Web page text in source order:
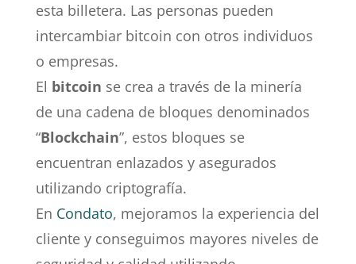
esta billetera. Las personas pueden
intercambiar bitcoin con otros individuos
o empresas.
El bitcoin se crea a través de la minería
de una cadena de bloques denominados
“Blockchain”, estos bloques se
encuentran enlazados y asegurados
utilizando criptografía.
En Condato, mejoramos la experiencia del
cliente y conseguimos mayores niveles de